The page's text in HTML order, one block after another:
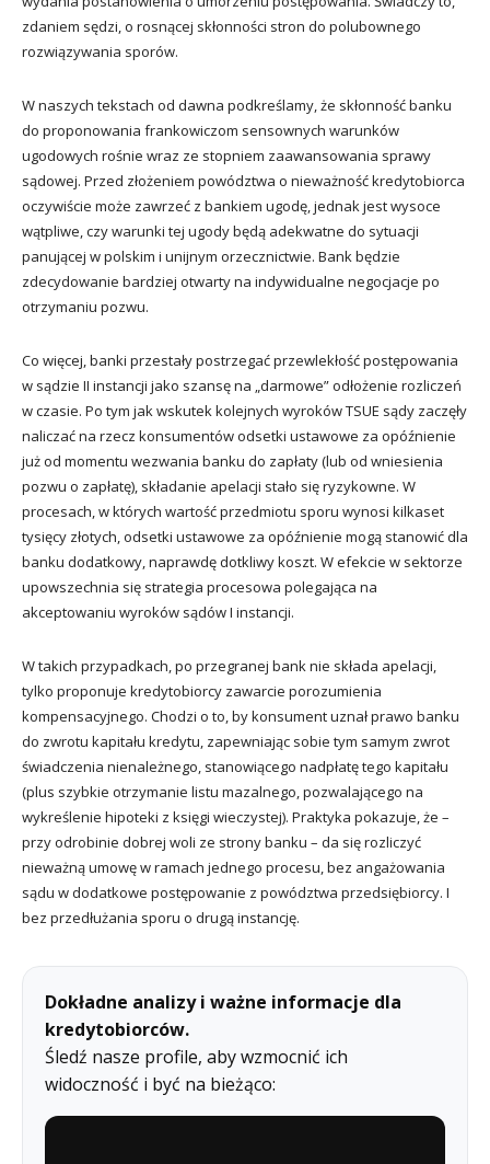
zdaniem sędzi, o rosnącej skłonności stron do polubownego
rozwiązywania sporów.
W naszych tekstach od dawna podkreślamy, że skłonność banku
do proponowania frankowiczom sensownych warunków
ugodowych rośnie wraz ze stopniem zaawansowania sprawy
sądowej. Przed złożeniem powództwa o nieważność kredytobiorca
oczywiście może zawrzeć z bankiem ugodę, jednak jest wysoce
wątpliwe, czy warunki tej ugody będą adekwatne do sytuacji
panującej w polskim i unijnym orzecznictwie. Bank będzie
zdecydowanie bardziej otwarty na indywidualne negocjacje po
otrzymaniu pozwu.
Co więcej, banki przestały postrzegać przewlekłość postępowania
w sądzie II instancji jako szansę na „darmowe” odłożenie rozliczeń
w czasie. Po tym jak wskutek kolejnych wyroków TSUE sądy zaczęły
naliczać na rzecz konsumentów odsetki ustawowe za opóźnienie
już od momentu wezwania banku do zapłaty (lub od wniesienia
pozwu o zapłatę), składanie apelacji stało się ryzykowne. W
procesach, w których wartość przedmiotu sporu wynosi kilkaset
tysięcy złotych, odsetki ustawowe za opóźnienie mogą stanowić dla
banku dodatkowy, naprawdę dotkliwy koszt. W efekcie w sektorze
upowszechnia się strategia procesowa polegająca na
akceptowaniu wyroków sądów I instancji.
W takich przypadkach, po przegranej bank nie składa apelacji,
tylko proponuje kredytobiorcy zawarcie porozumienia
kompensacyjnego. Chodzi o to, by konsument uznał prawo banku
do zwrotu kapitału kredytu, zapewniając sobie tym samym zwrot
świadczenia nienależnego, stanowiącego nadpłatę tego kapitału
(plus szybkie otrzymanie listu mazalnego, pozwalającego na
wykreślenie hipoteki z księgi wieczystej). Praktyka pokazuje, że –
przy odrobinie dobrej woli ze strony banku – da się rozliczyć
nieważną umowę w ramach jednego procesu, bez angażowania
sądu w dodatkowe postępowanie z powództwa przedsiębiorcy. I
bez przedłużania sporu o drugą instancję.
Dokładne analizy i ważne informacje dla
kredytobiorców.
Śledź nasze profile, aby wzmocnić ich
widoczność i być na bieżąco: